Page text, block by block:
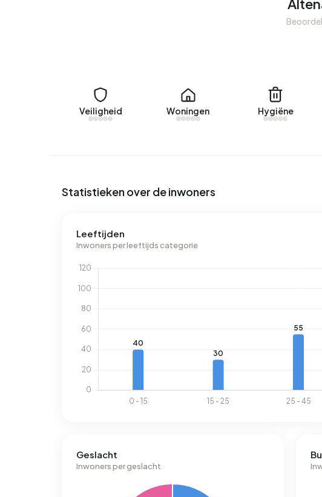
Momenteel zijn er geen woningen te huur in Altena. De
aangeboden door Peter's Makelaardij. Afgelopen jaar zijn er
In Altena zijn er 127 adressen met een geregistreerd
(31%), B (18%) en G (17%). Gemiddeld verbruikt een adres
Veiligheid Woningen Hygiëne
Statistieken over de inwoners
Leeftijden
Inwoners per leeftijds categorie
Geslacht
Inwoners per geslacht